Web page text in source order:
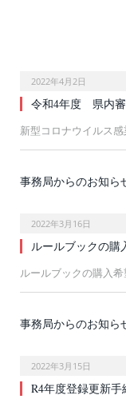
2022年4月2日
令和4年度 県内
新型コロナウイルス
事務局からのお知ら
2022年3月16日
ルールブックの購
ルールブックの購入
事務局からのお知ら
2022年3月15日
R4年度登録更新